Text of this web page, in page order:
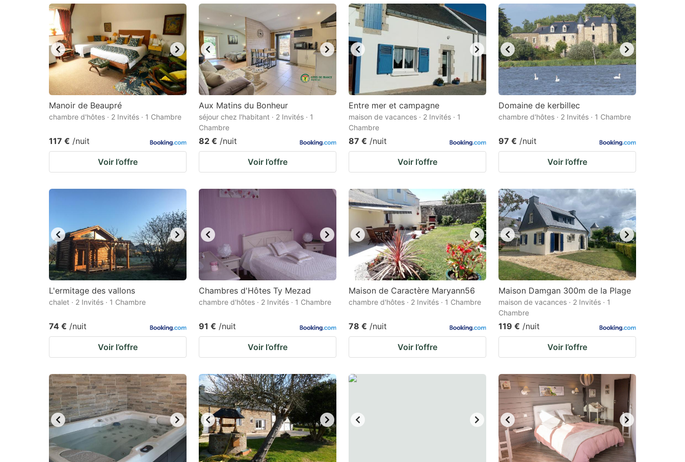
to
get
the
keyboard
shortcuts
for
dates.
key
to
get
the
keyboard
shortcuts
for
changing
dates.
Manoir de Beaupré
chambre d'hôtes · 2 Invités · 1 Chambre
117 € /nuit
Voir l’offre
Aux Matins du Bonheur
séjour chez l'habitant · 2 Invités · 1
Chambre
82 € /nuit
Voir l’offre
Entre mer et campagne
maison de vacances · 2 Invités · 1
Chambre
87 € /nuit
Voir l’offre
Domaine de kerbillec
chambre d'hôtes · 2 Invités · 1 Chambre
97 € /nuit
Voir l’offre
L'ermitage des vallons
chalet · 2 Invités · 1 Chambre
74 € /nuit
Voir l’offre
Chambres d'Hôtes Ty Mezad
chambre d'hôtes · 2 Invités · 1 Chambre
91 € /nuit
Voir l’offre
Maison de Caractère Maryann56
chambre d'hôtes · 2 Invités · 1 Chambre
78 € /nuit
Voir l’offre
Maison Damgan 300m de la Plage
maison de vacances · 2 Invités · 1
Chambre
119 € /nuit
Voir l’offre